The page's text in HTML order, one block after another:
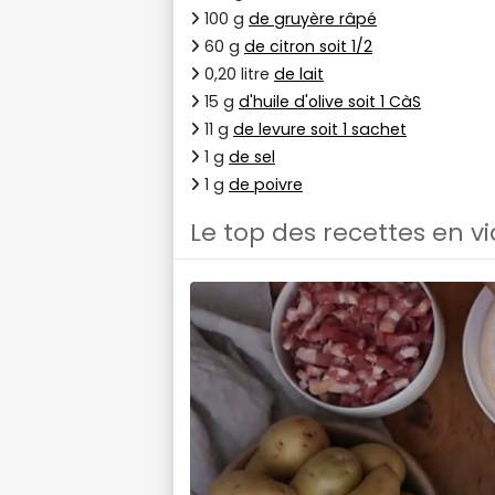
100 g de gruyère râpé
60 g de citron soit 1/2
0,20 litre de lait
15 g d'huile d'olive soit 1 CàS
11 g de levure soit 1 sachet
1 g de sel
1 g de poivre
Le top des recettes en